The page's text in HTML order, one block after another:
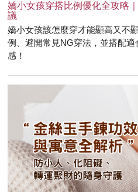
嬌小女孩穿搭比例優化全攻略
議
嬌小女孩該怎麼穿才能顯高又不
例、避開常見NG穿法，並搭配
感！